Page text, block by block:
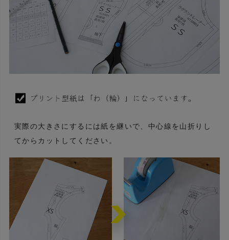
実際の大きさにするには紙を継いで、中心線を山折りし
てからカットしてください。